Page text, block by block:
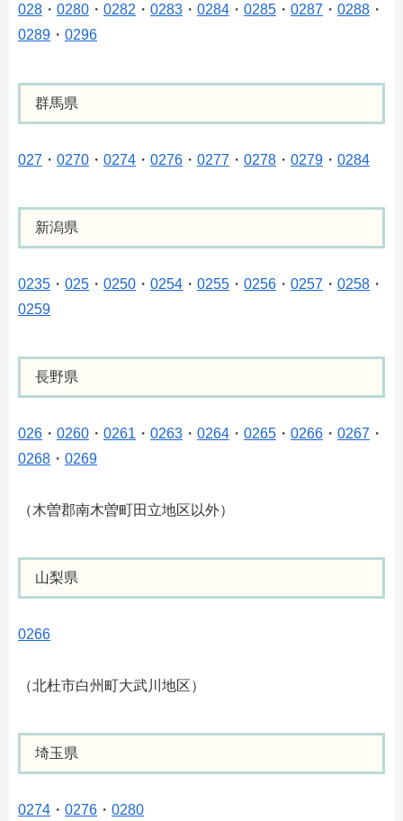
028 ・ 0280 ・ 0282 ・ 0283 ・ 0284 ・ 0285 ・ 0287 ・ 0288 ・
0289 ・ 0296
群馬県
027 ・ 0270 ・ 0274 ・ 0276 ・ 0277 ・ 0278 ・ 0279 ・ 0284
新潟県
0235 ・ 025 ・ 0250 ・ 0254 ・ 0255 ・ 0256 ・ 0257 ・ 0258 ・
0259
長野県
026 ・ 0260 ・ 0261 ・ 0263 ・ 0264 ・ 0265 ・ 0266 ・ 0267 ・
0268 ・ 0269
（木曽郡南木曽町田立地区以外）
山梨県
0266
（北杜市白州町大武川地区）
埼玉県
0274 ・ 0276 ・ 0280